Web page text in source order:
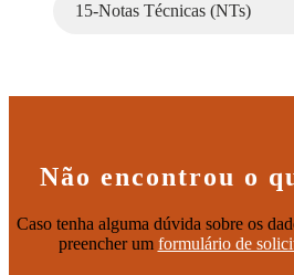
15-Notas Técnicas (NTs)
Não encontrou o
Caso tenha alguma dúvida sobre os
preencher um formulário de